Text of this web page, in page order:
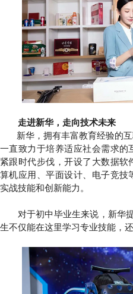
走进新华，走向技术未来
新华，拥有丰富教育经验的互
一直致力于培养适应社会需求的
紧跟时代步伐，开设了大数据
算机应用、平面设计、电子竞技
实战技能和创新能力。
对于初中毕业生来说，新华提
生不仅能在这里学习专业技能，